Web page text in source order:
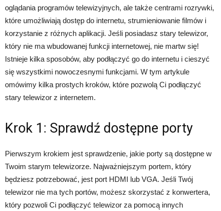
oglądania programów telewizyjnych, ale także centrami rozrywki,
które umożliwiają dostęp do internetu, strumieniowanie filmów i
korzystanie z różnych aplikacji. Jeśli posiadasz stary telewizor,
który nie ma wbudowanej funkcji internetowej, nie martw się!
Istnieje kilka sposobów, aby podłączyć go do internetu i cieszyć
się wszystkimi nowoczesnymi funkcjami. W tym artykule
omówimy kilka prostych kroków, które pozwolą Ci podłączyć
stary telewizor z internetem.
Krok 1: Sprawdź dostępne porty
Pierwszym krokiem jest sprawdzenie, jakie porty są dostępne w
Twoim starym telewizorze. Najważniejszym portem, który
będziesz potrzebować, jest port HDMI lub VGA. Jeśli Twój
telewizor nie ma tych portów, możesz skorzystać z konwertera,
który pozwoli Ci podłączyć telewizor za pomocą innych